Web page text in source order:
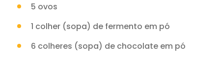
5 ovos
1 colher (sopa) de fermento em pó
6 colheres (sopa) de chocolate em pó